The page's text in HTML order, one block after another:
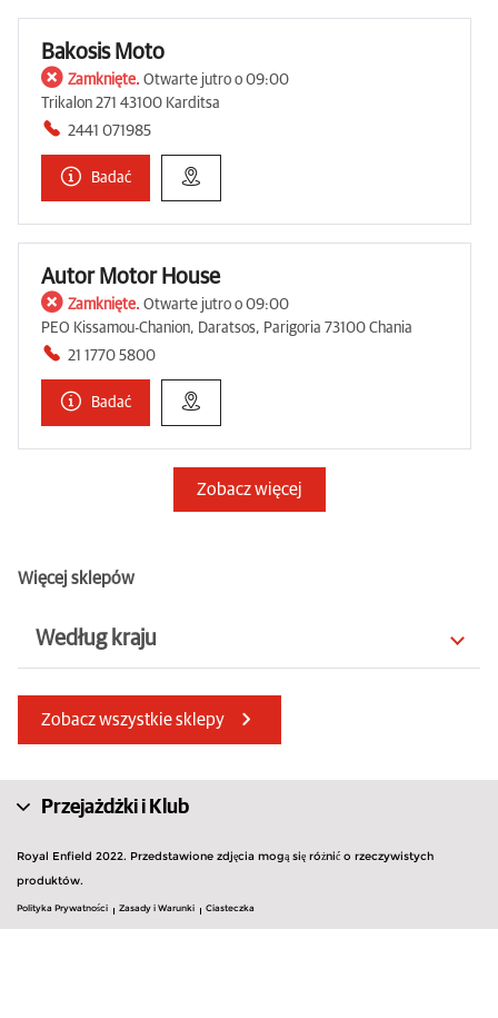
Bakosis Moto
Zamknięte. Otwarte jutro o 09:00
Trikalon 271 43100 Karditsa
2441 071985
Badać
Autor Motor House
Zamknięte. Otwarte jutro o 09:00
PEO Kissamou-Chanion, Daratsos, Parigoria 73100 Chania
21 1770 5800
Badać
Zobacz więcej
Więcej sklepów
Według kraju
Guernsey
Słowacja
Rumunia
Hiszpania
Mauritius
Cypr
Zobacz wszystkie sklepy
Przejażdżki i Klub
Royal Enfield 2022. Przedstawione zdjęcia mogą się różnić o rzeczywistych
produktów.
Polityka Prywatności Zasady i Warunki Ciasteczka